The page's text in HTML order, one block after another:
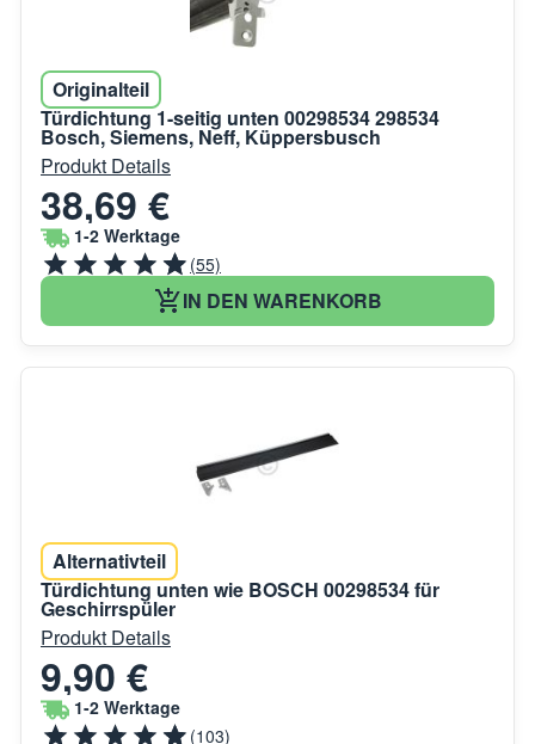
Originalteil
Türdichtung 1-seitig unten 00298534 298534
Bosch, Siemens, Neff, Küppersbusch
Produkt Details
38,69 €
1-2 Werktage
(55)
IN DEN WARENKORB
Alternativteil
Türdichtung unten wie BOSCH 00298534 für
Geschirrspüler
Produkt Details
9,90 €
1-2 Werktage
(103)